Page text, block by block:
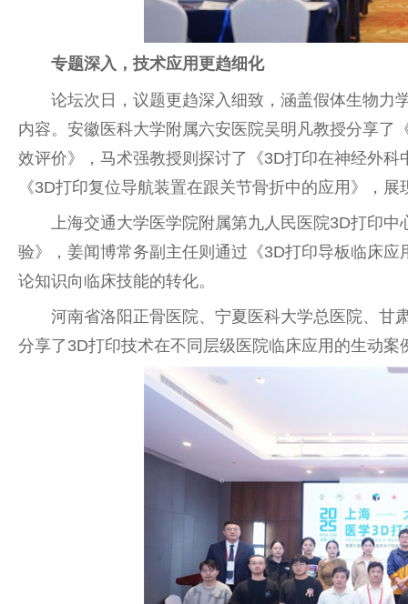
专题深入，技术应用更趋细化
论坛次日，议题更趋深入细致，涵盖假体生物力
内容。安徽医科大学附属六安医院吴明凡教授分享了
效评价》，马术强教授则探讨了《3D打印在神经外
《3D打印复位导航装置在跟关节骨折中的应用》，
上海交通大学医学院附属第九 人民医院3D打印中
验》，姜闻博常务副 主任则通过《3D打印导板临床
论知识向临床技能的转化。
河南省洛阳正骨医院、宁夏医科大学总 医院、甘
分享了3D打印技术在不同层级医院临床应用的生动